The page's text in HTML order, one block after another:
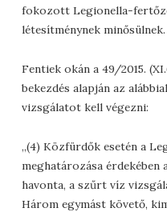
fokozott Legionella-
létesítménynek minősülnek.
Fentiek okán a 49/2015.
bekezdés alapján az
vizsgálatot kell végezni:
„(4) Közfürdők esetén a
meghatározása érdekében
havonta, a szűrt víz
Három egymást követő,